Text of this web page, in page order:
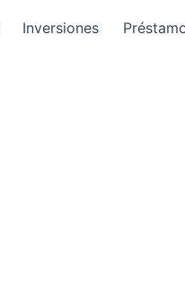
Inversiones